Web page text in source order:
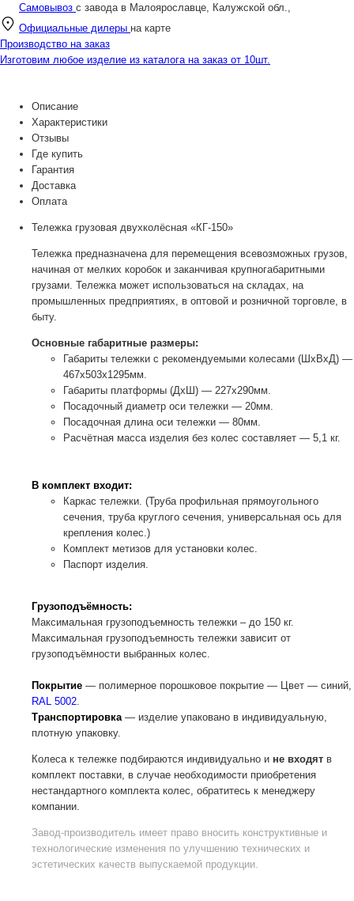
Самовывоз с завода в Малоярославце, Калужской обл.,
Официальные дилеры на карте
Производство на заказ
Изготовим любое изделие из каталога на заказ от 10шт.
Описание
Характеристики
Отзывы
Где купить
Гарантия
Доставка
Оплата
Тележка грузовая двухколёсная «КГ-150»
Тележка предназначена для перемещения всевозможных грузов,
начиная от мелких коробок и заканчивая крупногабаритными
грузами. Тележка может использоваться на складах, на
промышленных предприятиях, в оптовой и розничной торговле, в
быту.
Основные габаритные размеры:
Габариты тележки с рекомендуемыми колесами (ШхВхД) —
467х503х1295мм.
Габариты платформы (ДхШ) — 227х290мм.
Посадочный диаметр оси тележки — 20мм.
Посадочная длина оси тележки — 80мм.
Расчётная масса изделия без колес составляет — 5,1 кг.
В комплект входит:
Каркас тележки. (Труба профильная прямоугольного
сечения, труба круглого сечения, универсальная ось для
крепления колес.)
Комплект метизов для установки колес.
Паспорт изделия.
Грузоподъёмность:
Максимальная грузоподъемность тележки – до 150 кг.
Максимальная грузоподъемность тележки зависит от
грузоподъёмности выбранных колес.
Покрытие — полимерное порошковое покрытие — Цвет — синий,
RAL 5002
Транспортировка — изделие упаковано в индивидуальную,
плотную упаковку.
Колеса к тележке подбираются индивидуально и не входят в
комплект поставки, в случае необходимости приобретения
нестандартного комплекта колес, обратитесь к менеджеру
компании.
Завод-производитель имеет право вносить конструктивные и
технологические изменения по улучшению технических и
эстетических качеств выпускаемой продукции.